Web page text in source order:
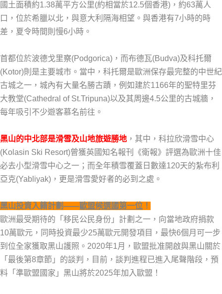
國土面積約1.38萬平方公里(約相當於12.5個香港)，約63萬人
口，位於希臘以北，與意大利隔海相望。與香港有7小時的時
差，夏令時間則慢6小時。
首都位於波德戈里察(Podgorica)，而布德瓦(Budva)及科托爾
(Kotor)則是主要城市。當中，科托爾是歐洲保存最完整的中世紀
古城之一，城內有大量名勝古蹟，例如建於1166年的聖特里芬
大教堂(Cathedral of St.Tripuna)以及其周邊4.5公里的古城牆，
每年吸引不少遊客慕名前往。
黑山的中北部是滑雪及山地旅遊勝地 ，其中，科拉欣滑雪中心
(Kolasin Ski Resort)曾獲英國知名報刊《衛報》評選為歐洲十佳
必去小型滑雪中心之一；而全年積雪覆蓋日數達120天的紮布利
亞克(Yabliyak)，更是滑雪愛好者的必到之處。
黑山投資入籍計劃——歐盟候選國第一位 ！
歐洲最受期待的「移民公民身份」計劃之一，向當地政府捐款
10萬歐元，同時投資最少25萬歐元開發項目，最快6個月可一步
到位全家獲取黑山護照。2020年1月，歐盟批准開啟與黑山關於
「最後第8章節」的談判，目前，談判進程已進入尾聲階段，預
料「準歐盟國家」黑山將於2025年加入歐盟！